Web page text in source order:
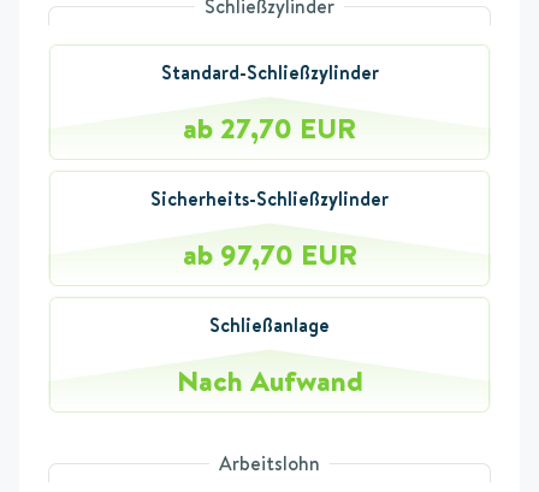
Schließzylinder
Standard-Schließzylinder
ab 27,70 EUR
Sicherheits-Schließzylinder
ab 97,70 EUR
Schließanlage
Nach Aufwand
Arbeitslohn